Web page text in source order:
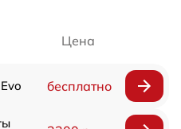
Цена
бесплатно